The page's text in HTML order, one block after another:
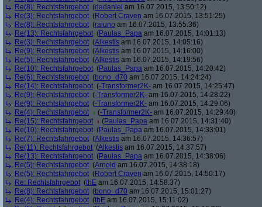
Re(8): Rechtsfahrgebot (dadaniel am 16.07.2015, 13:50:12)
Re(3): Rechtsfahrgebot (Robert Craven am 16.07.2015, 13:51:25)
Re(8): Rechtsfahrgebot (raiuno am 16.07.2015, 13:55:36)
Re(13): Rechtsfahrgebot (Paulas_Papa am 16.07.2015, 14:01:13)
Re(3): Rechtsfahrgebot (Alkestis am 16.07.2015, 14:05:16)
Re(9): Rechtsfahrgebot (Alkestis am 16.07.2015, 14:16:00)
Re(5): Rechtsfahrgebot (Alkestis am 16.07.2015, 14:19:56)
Re(10): Rechtsfahrgebot (Paulas_Papa am 16.07.2015, 14:20:42)
Re(6): Rechtsfahrgebot (bono_d70 am 16.07.2015, 14:24:24)
Re(14): Rechtsfahrgebot (-Transformer2K- am 16.07.2015, 14:25:47)
Re(9): Rechtsfahrgebot (-Transformer2K- am 16.07.2015, 14:28:22)
Re(9): Rechtsfahrgebot (-Transformer2K- am 16.07.2015, 14:29:06)
Re(4): Rechtsfahrgebot
(-Transformer2K- am 16.07.2015, 14:29:40)
Re(15): Rechtsfahrgebot
(Paulas_Papa am 16.07.2015, 14:31:40)
Re(10): Rechtsfahrgebot (Paulas_Papa am 16.07.2015, 14:33:01)
Re(7): Rechtsfahrgebot (Alkestis am 16.07.2015, 14:36:57)
Re(11): Rechtsfahrgebot (Alkestis am 16.07.2015, 14:37:57)
Re(13): Rechtsfahrgebot (Paulas_Papa am 16.07.2015, 14:38:06)
Re(5): Rechtsfahrgebot (Arnold am 16.07.2015, 14:38:18)
Re(5): Rechtsfahrgebot (Robert Craven am 16.07.2015, 14:50:17)
Re: Rechtsfahrgebot (thE am 16.07.2015, 14:58:37)
Re(8): Rechtsfahrgebot (bono_d70 am 16.07.2015, 15:01:27)
Re(4): Rechtsfahrgebot (thE am 16.07.2015, 15:11:02)